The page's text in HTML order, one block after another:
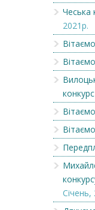
Чеська
2021р.
Вітаємо
Вітаємо
конкурс
Вітаємо
Вітаємо
Січень,